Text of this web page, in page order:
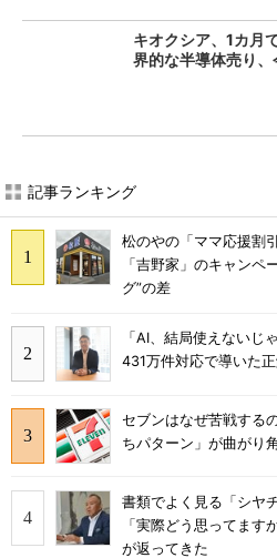
キオクシア、1カ
界的な半導体売り
記事ランキング
松のやの「ママ応援割
「吉野家」のキャンペ
グ”の差
「AI、結局使えない
431万件対応で導いた
セブンはなぜ苦戦する
ちパターン」が曲がり角
書類でよく見る「シヤ
「実際どう思ってます
が返ってきた